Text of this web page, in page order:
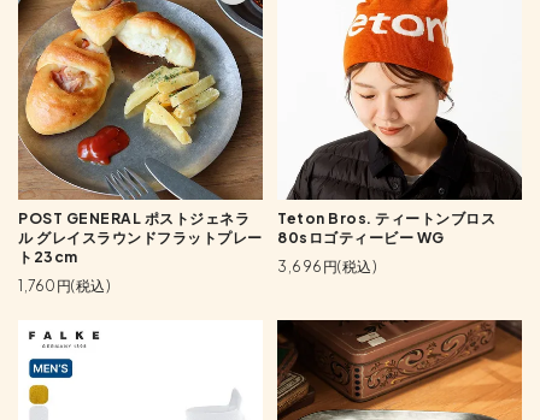
POST GENERAL ポストジェネラ
ル グレイスラウンドフラットプレー
ト23cm
1,760円(税込)
Teton Bros. ティートンブロス
80sロゴティービー WG
3,696円(税込)